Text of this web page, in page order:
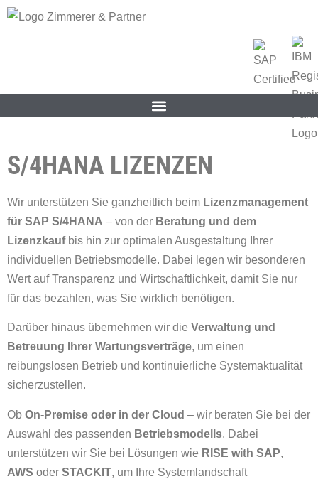
S/4HANA LIZENZEN
Wir unterstützen Sie ganzheitlich beim Lizenzmanagement
für SAP S/4HANA – von der Beratung und dem
Lizenzkaufbis hin zur optimalen Ausgestaltung Ihrer
individuellen Betriebsmodelle. Dabei legen wir besonderen
Wert auf Transparenz und Wirtschaftlichkeit, damit Sie nur
für das bezahlen, was Sie wirklich benötigen.
Darüber hinaus übernehmen wir die Verwaltung und
Betreuung Ihrer Wartungsverträge, um einen
reibungslosen Betrieb und kontinuierliche Systemaktualität
sicherzustellen.
Ob On-Premise oder in der Cloud – wir beraten Sie bei der
Auswahl des passenden Betriebsmodells. Dabei
unterstützen wir Sie bei Lösungen wie RISE with SAP,
AWS oder STACKIT, um Ihre Systemlandschaft